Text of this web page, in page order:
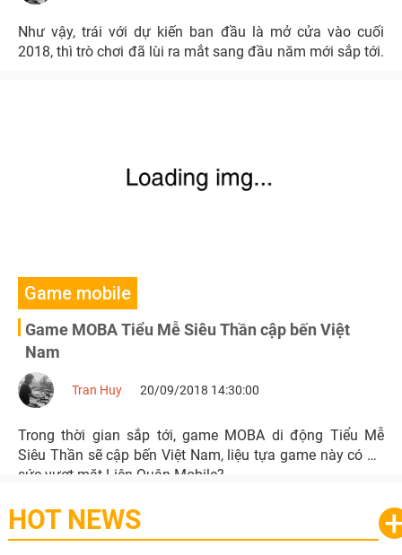
Như vậy, trái với dự kiến ban đầu là mở cửa vào cuối
2018, thì trò chơi đã lùi ra mắt sang đầu năm mới sắp tới.
Game mobile
Game MOBA Tiểu Mễ Siêu Thần cập bến Việt
Nam
Tran Huy 20/09/2018 14:30:00
Trong thời gian sắp tới, game MOBA di động Tiểu Mễ
Siêu Thần sẽ cập bến Việt Nam, liệu tựa game này có đủ
sức vượt mặt Liên Quân Mobile?
HOT NEWS